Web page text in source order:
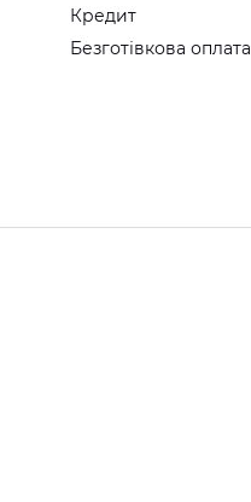
Кредит
Безготівкова оплата